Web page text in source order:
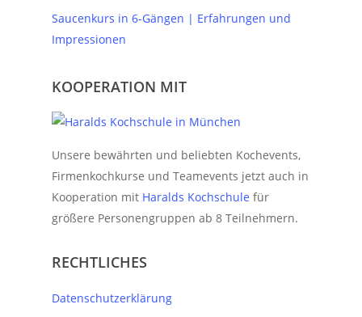
Saucenkurs in 6-Gängen | Erfahrungen und
Impressionen
KOOPERATION MIT
Unsere bewährten und beliebten Kochevents,
Firmenkochkurse und Teamevents jetzt auch in
Kooperation mit Haralds Kochschule für
größere Personengruppen ab 8 Teilnehmern.
RECHTLICHES
Datenschutzerklärung